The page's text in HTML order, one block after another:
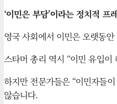
‘이민은 부담’이라는 정치적 프
영국 사회에서 이민은 오랫동
스타머 총리 역시 “이민 유입
하지만 전문가들은 “이민자들
않습니다.